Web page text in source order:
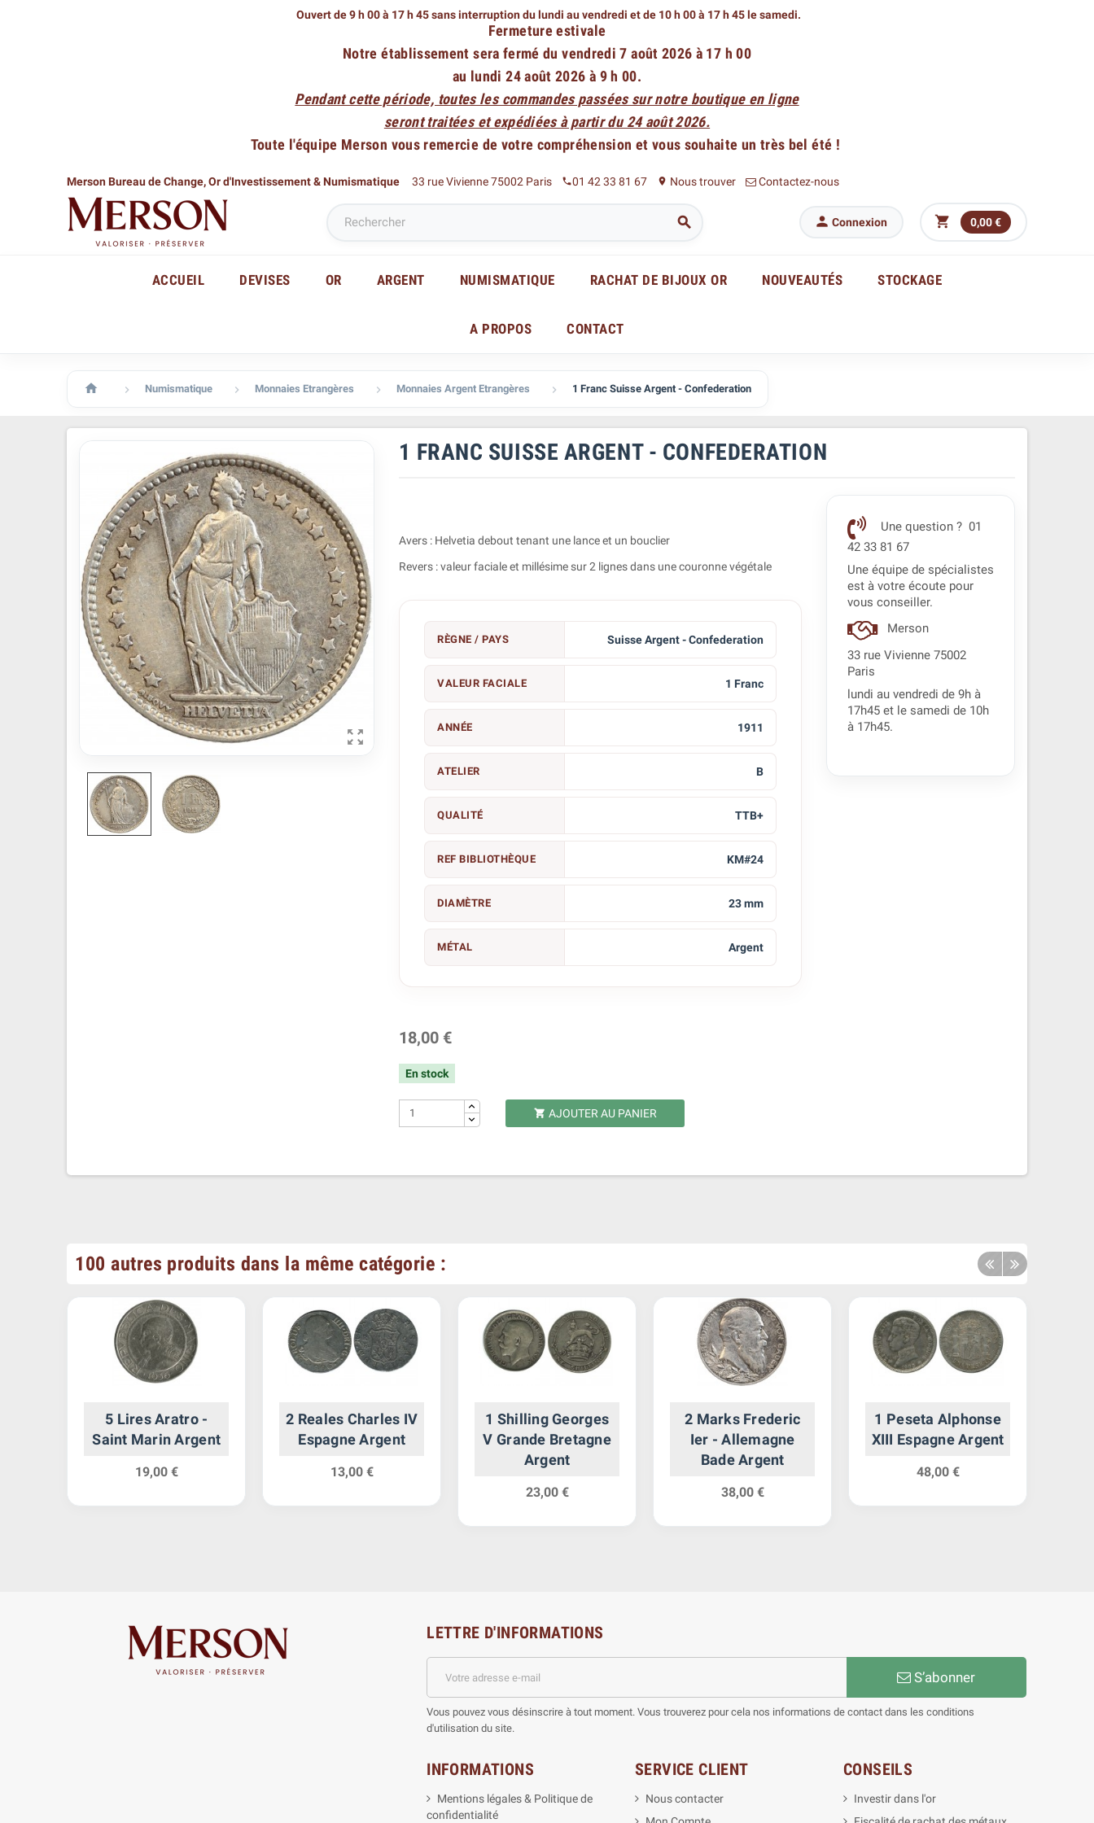
Ouvert de 9 h 00 à 17 h 45 sans interruption du lundi au vendredi et de 10 h 00 à 17 h 45 le samedi.
Fermeture estivale
Notre établissement sera fermé du vendredi 7 août 2026 à 17 h 00
au lundi 24 août 2026 à 9 h 00.
Pendant cette période, toutes les commandes passées sur notre boutique en ligne
seront traitées et expédiées à partir du 24 août 2026.
Toute l'équipe Merson vous remercie de votre compréhension et vous souhaite un très bel été !
Merson Bureau de Change, Or d'Investissement & Numismatique 33 rue Vivienne 75002 Paris phone01 42 33 81 67 place Nous trouver Contactez-nous
  Connexion  0,00 €
ACCUEIL DEVISES OR ARGENT NUMISMATIQUE RACHAT DE BIJOUX OR NOUVEAUTÉS STOCKAGE
A PROPOS CONTACT
  Numismatique  Monnaies Etrangères  Monnaies Argent Etrangères  1 Franc Suisse Argent - Confederation

1 FRANC SUISSE ARGENT - CONFEDERATION
Avers : Helvetia debout tenant une lance et un bouclier
Revers : valeur faciale et millésime sur 2 lignes dans une couronne végétale
RÈGNE / PAYS Suisse Argent - Confederation
VALEUR FACIALE 1 Franc
ANNÉE 1911
ATELIER B
QUALITÉ TTB+
REF BIBLIOTHÈQUE KM#24
DIAMÈTRE 23 mm
MÉTAL Argent
18,00 €
En stock
 AJOUTER AU PANIER
Une question ? 01
42 33 81 67
Une équipe de spécialistes
est à votre écoute pour
vous conseiller.
Merson
33 rue Vivienne 75002
Paris
lundi au vendredi de 9h à
17h45 et le samedi de 10h
à 17h45.
100 autres produits dans la même catégorie :
5 Lires Aratro -
Saint Marin Argent
19,00 €
2 Reales Charles IV
Espagne Argent
13,00 €
1 Shilling Georges
V Grande Bretagne
Argent
23,00 €
2 Marks Frederic
Ier - Allemagne
Bade Argent
38,00 €
1 Peseta Alphonse
XIII Espagne Argent
48,00 €
LETTRE D'INFORMATIONS
S’abonner
Vous pouvez vous désinscrire à tout moment. Vous trouverez pour cela nos informations de contact dans les conditions
d'utilisation du site.
INFORMATIONS
Mentions légales & Politique de
confidentialité
SERVICE CLIENT
Nous contacter
CONSEILS
Investir dans l'or